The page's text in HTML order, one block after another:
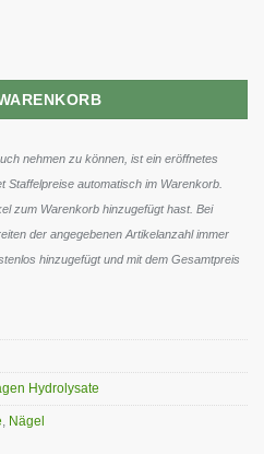
Kapseln Menge
nehmen zu können, ist ein eröffnetes
Staffelpreise automatisch im Warenkorb.
zum Warenkorb hinzugefügt hast. Bei
der angegebenen Artikelanzahl immer
hinzugefügt und mit dem Gesamtpreis
Hydrolysate
, Nägel